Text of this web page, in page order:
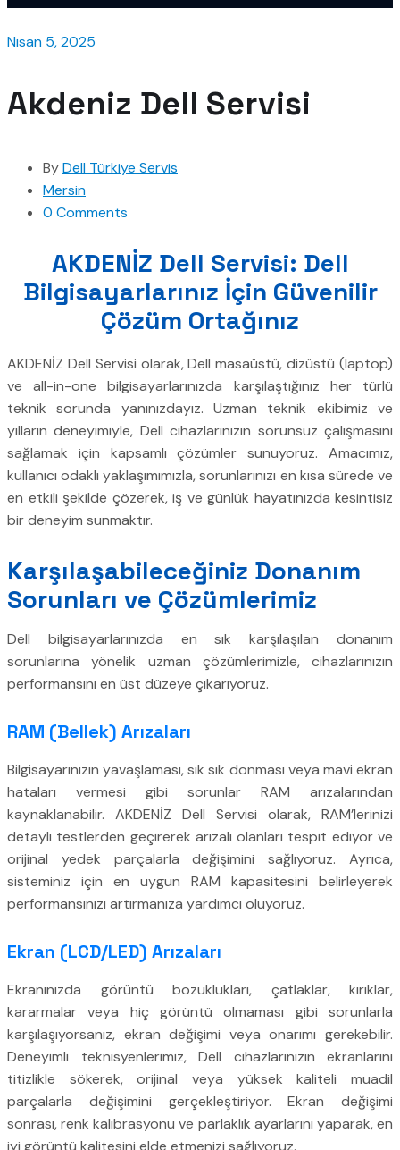
Nisan 5, 2025
Akdeniz Dell Servisi
ByDell Türkiye Servis
Mersin
0 Comments
AKDENİZ Dell Servisi: Dell
Bilgisayarlarınız İçin Güvenilir
Çözüm Ortağınız
AKDENİZ Dell Servisi olarak, Dell masaüstü, dizüstü (laptop)
ve all-in-one bilgisayarlarınızda karşılaştığınız her türlü
teknik sorunda yanınızdayız. Uzman teknik ekibimiz ve
yılların deneyimiyle, Dell cihazlarınızın sorunsuz çalışmasını
sağlamak için kapsamlı çözümler sunuyoruz. Amacımız,
kullanıcı odaklı yaklaşımımızla, sorunlarınızı en kısa sürede ve
en etkili şekilde çözerek, iş ve günlük hayatınızda kesintisiz
bir deneyim sunmaktır.
Karşılaşabileceğiniz Donanım
Sorunları ve Çözümlerimiz
Dell bilgisayarlarınızda en sık karşılaşılan donanım
sorunlarına yönelik uzman çözümlerimizle, cihazlarınızın
performansını en üst düzeye çıkarıyoruz.
RAM (Bellek) Arızaları
Bilgisayarınızın yavaşlaması, sık sık donması veya mavi ekran
hataları vermesi gibi sorunlar RAM arızalarından
kaynaklanabilir. AKDENİZ Dell Servisi olarak, RAM’lerinizi
detaylı testlerden geçirerek arızalı olanları tespit ediyor ve
orijinal yedek parçalarla değişimini sağlıyoruz. Ayrıca,
sisteminiz için en uygun RAM kapasitesini belirleyerek
performansınızı artırmanıza yardımcı oluyoruz.
Ekran (LCD/LED) Arızaları
Ekranınızda görüntü bozuklukları, çatlaklar, kırıklar,
kararmalar veya hiç görüntü olmaması gibi sorunlarla
karşılaşıyorsanız, ekran değişimi veya onarımı gerekebilir.
Deneyimli teknisyenlerimiz, Dell cihazlarınızın ekranlarını
titizlikle sökerek, orijinal veya yüksek kaliteli muadil
parçalarla değişimini gerçekleştiriyor. Ekran değişimi
sonrası, renk kalibrasyonu ve parlaklık ayarlarını yaparak, en
iyi görüntü kalitesini elde etmenizi sağlıyoruz.